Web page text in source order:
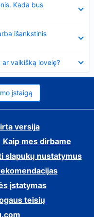
Kada bus
išankstinis
vaikišką lovelę?
įstaigą
versija
Kaip mes dirbame
slapukų nustatymus
įstatymas
teisių